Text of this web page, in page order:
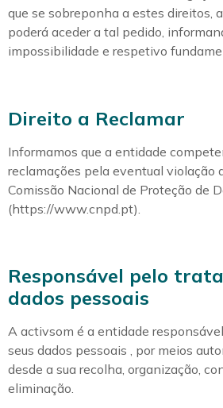
que se sobreponha a estes direitos,
poderá aceder a tal pedido,
impossibilidade e respetivo
Direito a Reclamar
Informamos que a entidade
reclamações pela eventual violação
Comissão Nacional de Proteção de
(https://www.cnpd.pt).
Responsável pelo
dados pessoais
A activsom é a entidade
seus dados pessoais , por meios
desde a sua recolha, organização,
eliminação.